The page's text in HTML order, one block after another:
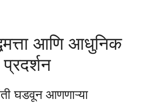
आणि आधुनिक
घडवून आणणाऱ्या